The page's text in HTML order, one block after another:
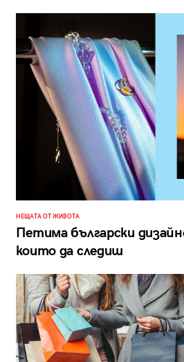
НЕЩАТА ОТ ЖИВОТА
Петима български
които да следиш